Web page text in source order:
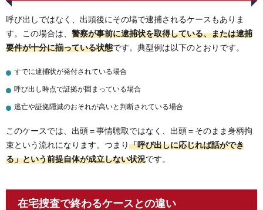
呼び出しではなく、出頭後にその場で逮捕されるケースもありま
す。この場合は、 警察が事前に逮捕状を取得している、または逮捕
要件が十分に揃っている状態です。典型例は以下のとおりです。
すでに逮捕状が発付されている場合
呼び出し時点で証拠が固まっている場合
逃亡や証拠隠滅のおそれが高いと判断されている場合
このケースでは、出頭＝事情聴取ではなく、出頭＝そのまま身柄拘
束という流れになります。つまり「呼び出しに応じれば話ができ
る」という前提自体が成立しない状況です。
在宅捜査で終わるケースとの違い